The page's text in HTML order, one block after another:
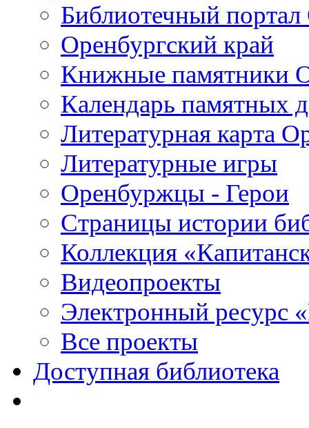
Библиотечный портал
Оренбургский край
Книжные памятники
Календарь памятных
Литературная карта
Литературные игры
Оренбуржцы - Герои
Страницы истории
Коллекция
Видеопроекты
Электронный ресурс
Все проекты
Доступная библиотека